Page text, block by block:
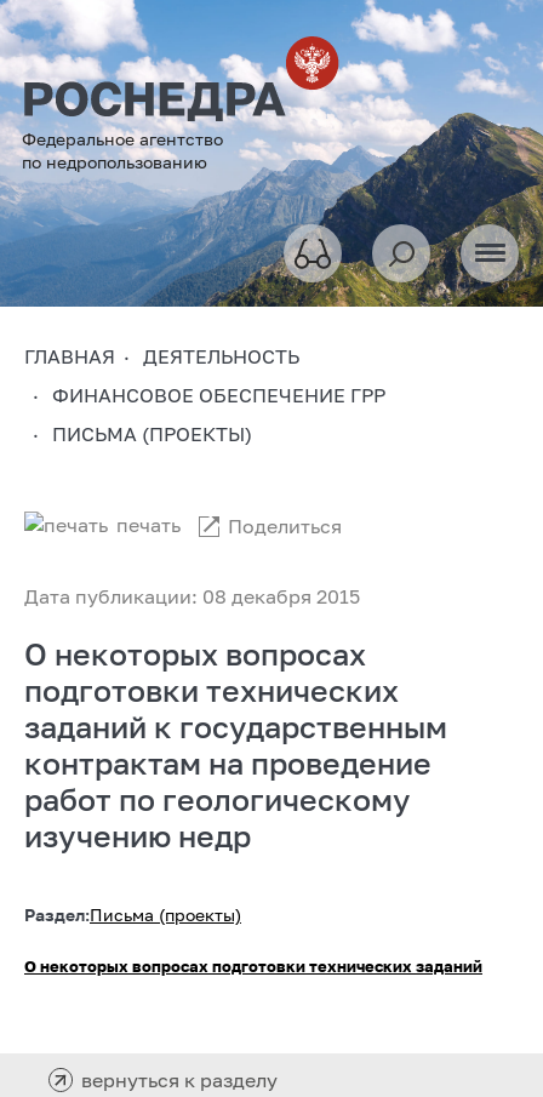
Федеральное агентство
по недропользованию
ГЛАВНАЯ
ДЕЯТЕЛЬНОСТЬ
ФИНАНСОВОЕ ОБЕСПЕЧЕНИЕ ГРР
ПИСЬМА (ПРОЕКТЫ)
Дата публикации: 08 декабря 2015
печать Поделиться
О некоторых вопросах
подготовки технических
заданий к государственным
контрактам на проведение
работ по геологическому
изучению недр
Раздел:Письма (проекты)
О некоторых вопросах подготовки технических заданий
вернуться к разделу